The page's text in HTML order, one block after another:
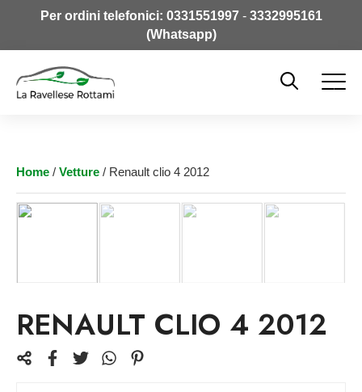
Per ordini telefonici: 0331551997- 3332995161
(Whatsapp)
Home / Vetture / Renault clio 4 2012
RENAULT CLIO 4 2012